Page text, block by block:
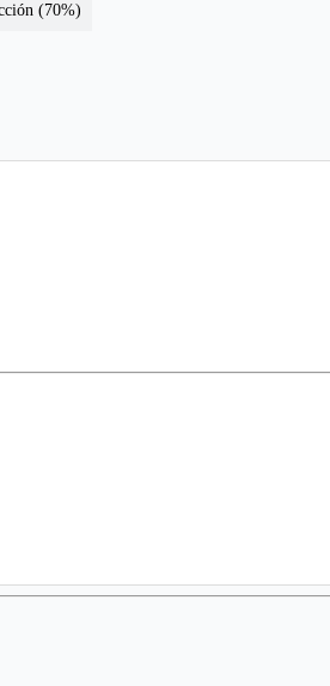
(70%)